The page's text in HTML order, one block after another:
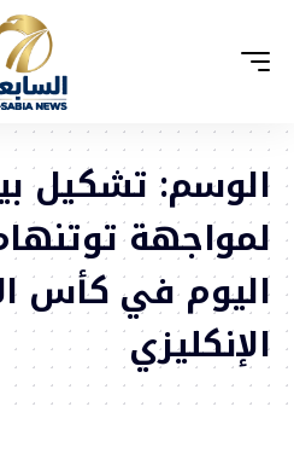
الوسم: تشكيل
لمواجهة
اليوم في كأس
الإنكليزي